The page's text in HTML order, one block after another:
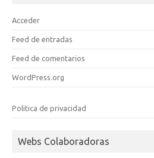
Acceder
Feed de entradas
Feed de comentarios
WordPress.org
Politica de privacidad
Webs Colaboradoras